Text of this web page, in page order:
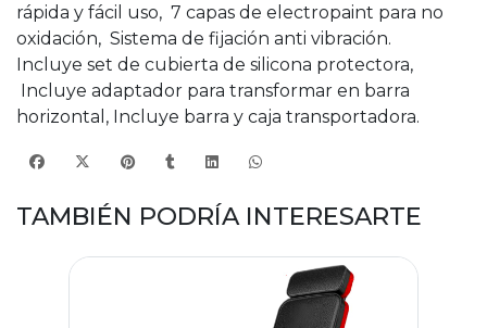
rápida y fácil uso, 7 capas de electropaint para no
oxidación, Sistema de fijación anti vibración.
Incluye set de cubierta de silicona protectora,
Incluye adaptador para transformar en barra
horizontal, Incluye barra y caja transportadora.
TAMBIÉN PODRÍA INTERESARTE